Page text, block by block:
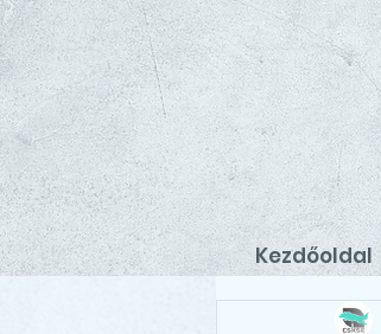
Kezdőoldal